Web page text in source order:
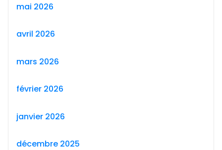
mai 2026
avril 2026
mars 2026
février 2026
janvier 2026
décembre 2025